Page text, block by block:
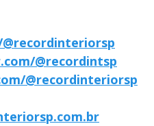
@recordintsp
@recordinteriorsp